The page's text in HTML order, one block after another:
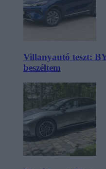
Villanyautó teszt:
beszéltem